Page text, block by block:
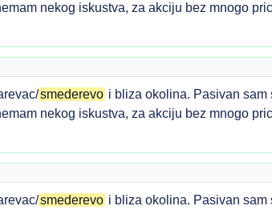
nekog iskustva, za akciju bez mnogo
smederevo i bliza okolina. Pasivan sam
nekog iskustva, za akciju bez mnogo
smederevo i bliza okolina. Pasivan sam